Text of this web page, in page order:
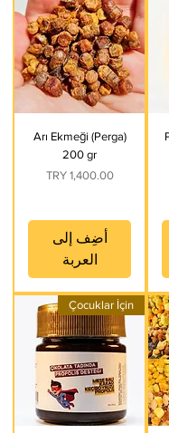
Arı Ekmeği (Perga)
200 gr
السعر‏1,400.00 TRY
أضِف إلى
العربة
Çocuklar İçin